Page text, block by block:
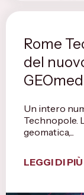
Rome
del
Un intero
Technopole.
geomatica,...
LEGGI DI PIÙ